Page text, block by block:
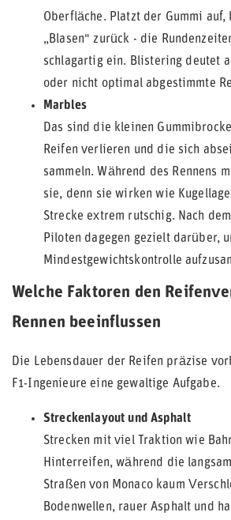
Oberfläche. Platzt der Gummi
„Blasen" zurück - die
schlagartig ein. Blistering deutet
oder nicht optimal abgestimmte
Marbles
Das sind die kleinen
Reifen verlieren und die sich
sammeln. Während des Rennens
sie, denn sie wirken wie
Strecke extrem rutschig. Nach
Piloten dagegen gezielt darüber,
Mindestgewichtskontrolle
Welche Faktoren den
Rennen beeinflussen
Die Lebensdauer der Reifen präzise
F1-Ingenieure eine gewaltige Aufgabe.
Streckenlayout und Asphalt
Strecken mit viel Traktion wie
Hinterreifen, während die
Straßen von Monaco kaum
Bodenwellen, rauer Asphalt und